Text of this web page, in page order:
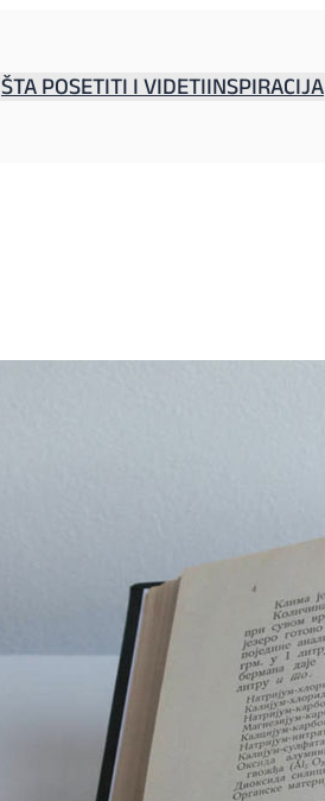
ŠTA POSETITI I VIDETIINSPIRACIJA